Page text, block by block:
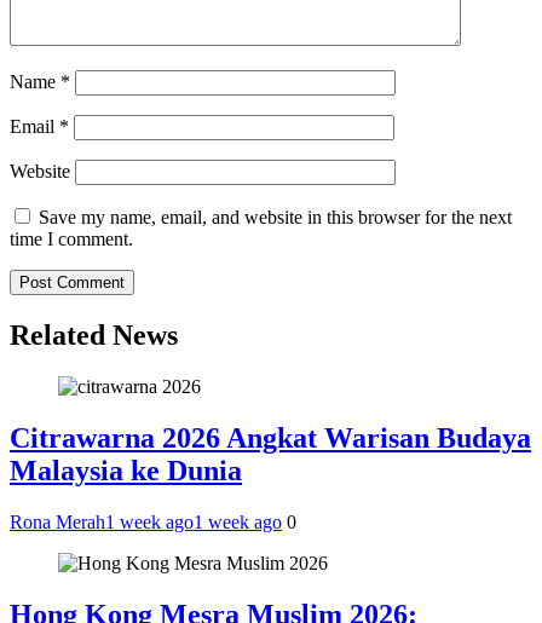
Name *
Email *
Website
Save my name, email, and website in this browser for the next
time I comment.
Related News
Citrawarna 2026 Angkat Warisan Budaya
Malaysia ke Dunia
Rona Merah1 week ago1 week ago 0
Hong Kong Mesra Muslim 2026: